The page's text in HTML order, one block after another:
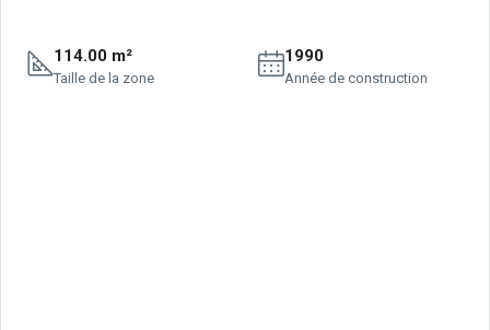
114.00 m²
Taille de la zone
1990
Année de construction